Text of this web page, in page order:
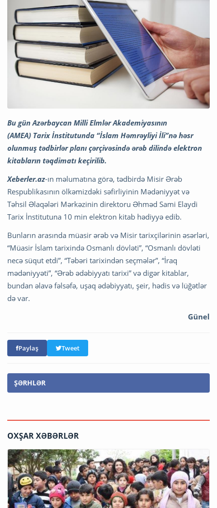
Bu gün Azərbaycan Milli Elmlər Akademiyasının
(AMEA) Tarix İnstitutunda “İslam Həmrəyliyi İli”nə həsr
olunmuş tədbirlər planı çərçivəsində ərəb dilində elektron
kitabların təqdimatı keçirilib.
Xeberler.az-ın məlumatına görə, tədbirdə Misir Ərəb
Respublikasının ölkəmizdəki səfirliyinin Mədəniyyət və
Təhsil Əlaqələri Mərkəzinin direktoru Əhməd Sami Elaydi
Tarix İnstitutuna 10 min elektron kitab hədiyyə edib.
Bunların arasında müasir ərəb və Misir tarixçilərinin əsərləri,
“Müasir İslam tarixində Osmanlı dövləti”, “Osmanlı dövləti
necə süqut etdi”, “Təbəri tarixindən seçmələr”, “İraq
mədəniyyəti”, “Ərəb ədəbiyyatı tarixi” və digər kitablar,
bundan əlavə fəlsəfə, uşaq ədəbiyyatı, şeir, hədis və lüğətlər
də var.
Günel
Paylaş Tweet
ŞƏRHLƏR
OXŞAR XƏBƏRLƏR